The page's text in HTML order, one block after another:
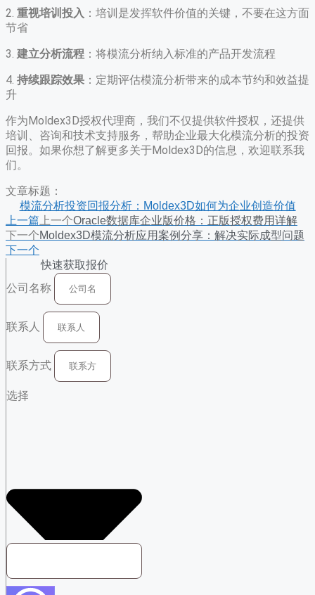
2. 重视培训投入 ：培训是发挥软件价值的关键，不要在这方面
节省
3. 建立分析流程 ：将模流分析纳入标准的产品开发流程
4. 持续跟踪效果 ：定期评估模流分析带来的成本节约和效益提
升
作为Moldex3D授权代理商，我们不仅提供软件授权，还提供
培训、咨询和技术支持服务，帮助企业最大化模流分析的投资
回报。如果你想了解更多关于Moldex3D的信息，欢迎联系我
们。
文章标题：
模流分析投资回报分析：Moldex3D如何为企业创造价值
上一篇 上一个Oracle数据库企业版价格：正版授权费用详解
下一个Moldex3D模流分析应用案例分享：解决实际成型问题
下一个
快速获取报价
公司名称
联系人
联系方式
选择